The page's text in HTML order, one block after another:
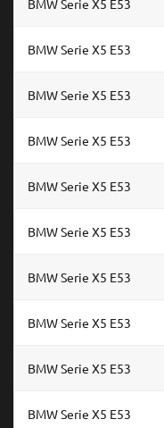
BMW Serie X5 E53
BMW Serie X5 E53
BMW Serie X5 E53
BMW Serie X5 E53
BMW Serie X5 E53
BMW Serie X5 E53
BMW Serie X5 E53
BMW Serie X5 E53
BMW Serie X5 E53